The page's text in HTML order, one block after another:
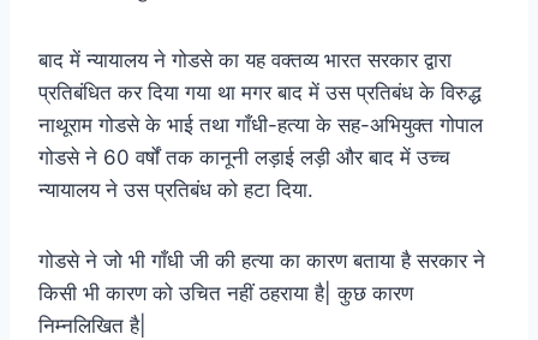
बाद में न्यायालय ने गोडसे का यह वक्तव्य भारत सरकार द्वारा
प्रतिबंधित कर दिया गया था मगर बाद में उस प्रतिबंध के विरुद्ध
नाथूराम गोडसे के भाई तथा गाँधी-हत्या के सह-अभियुक्त गोपाल
गोडसे ने 60 वर्षों तक कानूनी लड़ाई लड़ी और बाद में उच्च
न्यायालय ने उस प्रतिबंध को हटा दिया.
गोडसे ने जो भी गाँधी जी की हत्या का कारण बताया है सरकार ने
किसी भी कारण को उचित नहीं ठहराया है| कुछ कारण
निम्नलिखित है|